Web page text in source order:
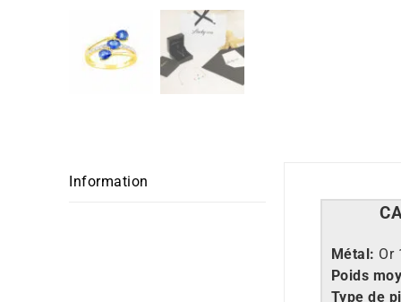
Information
Métal: Or
Poids
Type de